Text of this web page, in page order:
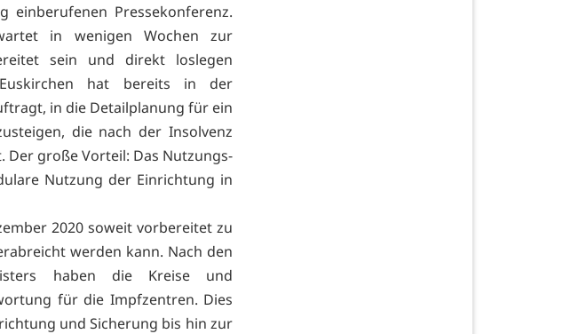
Pressekonferenz.
in wenigen Wochen zur
sein und direkt loslegen
hat bereits in der
in die Detailplanung für ein
die nach der Insolvenz
große Vorteil: Das Nutzungs-
Nutzung der Einrichtung in
2020 soweit vorbereitet zu
werden kann. Nach den
haben die Kreise und
für die Impfzentren. Dies
und Sicherung bis hin zur